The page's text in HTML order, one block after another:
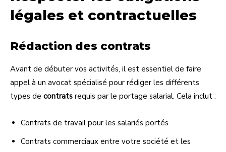
légales et contractuelles
Rédaction des contrats
Avant de débuter vos activités, il est essentiel de faire
appel à un avocat spécialisé pour rédiger les différents
types de contrats requis par le portage salarial. Cela inclut :
Contrats de travail pour les salariés portés
Contrats commerciaux entre votre société et les